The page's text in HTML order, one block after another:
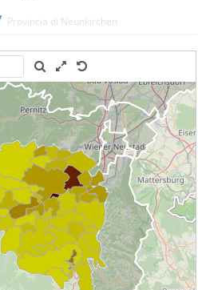
Provincia di Neunkirchen